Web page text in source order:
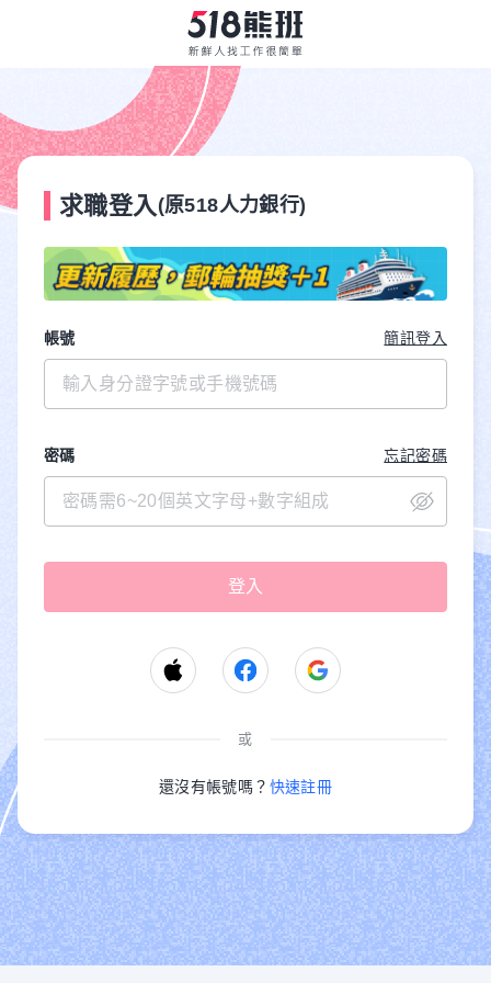
求職登入 (原518人力銀行)
帳號 簡訊登入
密碼 忘記密碼
或
還沒有帳號嗎？ 快速註冊